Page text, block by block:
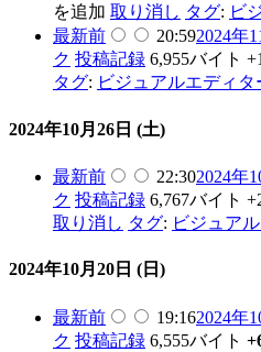
を追加 取り消し タグ: ビ
最新前 20:592024年
ク 投稿記録 6,955バイト
タグ: ビジュアルエディタ
2024年10月26日 (土)
最新前 22:302024年
ク 投稿記録 6,767バイト
取り消し タグ: ビジュア
2024年10月20日 (日)
最新前 19:162024年
ク 投稿記録 6,555バイト